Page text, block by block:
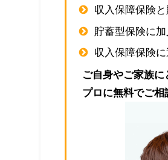
収入保障保険
貯蓄型保険に
収入保障保険
ご自身やご家族
プロに無料でご相